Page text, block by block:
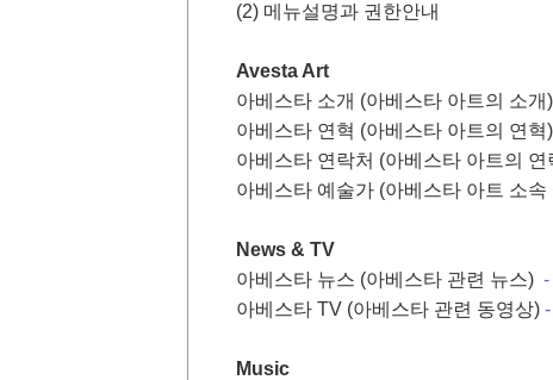
(2) 메뉴설명과 권한안내
Avesta Art
아베스타 소개 (아베스타 아트의 소개)
아베스타 연혁 (아베스타 아트의 연혁)
아베스타 연락처 (아베스타 아트의 연
아베스타 예술가 (아베스타 아트 소속
News & TV
아베스타 뉴스 (아베스타 관련 뉴스) -
아베스타 TV (아베스타 관련 동영상)
Music